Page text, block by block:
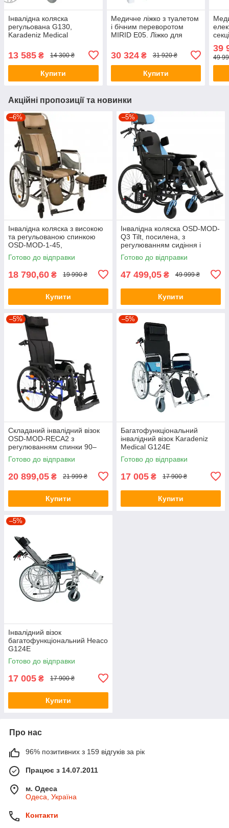
Інвалідна коляска
регульована G130,
Karadeniz Medical
13 585 ₴ 14 300 ₴
Купити
Медичне ліжко з туалетом
і бічним переворотом
MIRID Е05. Ліжко для
інваліда
30 324₴ 31 920 ₴
Купити
39
49
Акційні пропозиції та новинки
–6%
Інвалідна коляска з високою
та регульованою спинкою
OSD-MOD-1-45,
(ОСД3771558)
Готово до відправки
18 790,60 ₴ 19 990 ₴
Купити
–5%
Інвалідна коляска OSD-MOD-
Q3 Tilt, посилена, з
регулюванням сидіння і
спинки, для дому та вулиці
до 150 к
Готово до відправки
47 499,05 ₴ 49 999 ₴
Купити
–5%
Складаний інвалідний візок
OSD-MOD-RECA2 з
регулюванням спинки 90–
140°, підголівником,
анатомічними підніжками
Готово до відправки
20 899,05 ₴ 21 999 ₴
Купити
–5%
Багатофункціональний
інвалідний візок Karadeniz
Medical G124E
Готово до відправки
17 005 ₴ 17 900 ₴
Купити
–5%
Інвалідний візок
багатофункціональний Heaco
G124E
Готово до відправки
17 005 ₴ 17 900 ₴
Купити
Про нас
96% позитивних з 159 відгуків за рік
Працює з 14.07.2011
м. Одеса
Одеса, Україна
Контакти